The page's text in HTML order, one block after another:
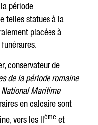
période
telles statues à la
placées à
funéraires.
conservateur de
de la période romaine
National Maritime
en calcaire sont
vers les IIème et